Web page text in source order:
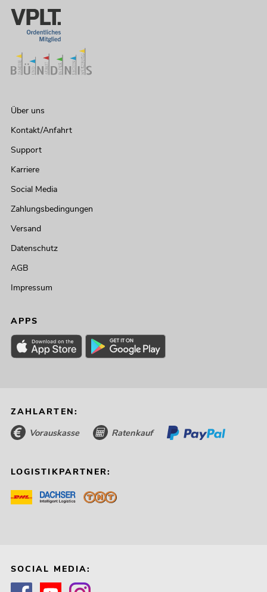
Über uns
Kontakt/Anfahrt
Support
Karriere
Social Media
Zahlungsbedingungen
Versand
Datenschutz
AGB
Impressum
APPS
ZAHLARTEN:
Vorauskasse Ratenkauf
LOGISTIKPARTNER:
SOCIAL MEDIA: